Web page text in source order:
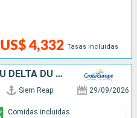
US$ 4,332 Tasas incluidas
DES TEMPLES D'ANGKOR AU DELTA DU MÉKONG
Siem Reap 29/09/2026
Comidas incluidas